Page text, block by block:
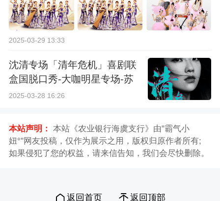
2025-03-29 13:33
沈清专场「清年危机」喜剧联
盒国脱口秀-大咖明星专场-苏
州站
2025-03-28 16:26
本站声明： 本站《农业银行海虞支行》由"霸气小
妞°"网友投稿，仅作为展示之用，版权归原作者所有;
如果侵犯了您的权益，请来信告知，我们会尽快删除。
返回首页 返回顶部